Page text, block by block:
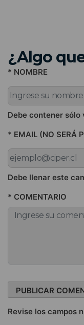
¿Algo
* NOMBRE
Debe contener
* EMAIL (NO SERÁ
Debe llenar este
* COMENTARIO
Revise los campos